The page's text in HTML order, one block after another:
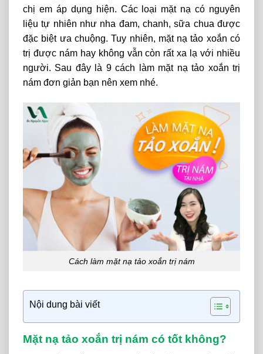
chị em áp dụng hiện. Các loại mặt nạ có nguyên
liệu tự nhiên như nha đam, chanh, sữa chua được
đặc biệt ưa chuộng. Tuy nhiên, mặt nạ tảo xoắn có
trị được nám hay không vẫn còn rất xa lạ với nhiều
người. Sau đây là 9 cách làm mặt nạ tảo xoắn trị
nám đơn giản bạn nên xem nhé.
Cách làm mặt nạ tảo xoắn trị nám
Nội dung bài viết
Mặt nạ tảo xoắn trị nám có tốt không?